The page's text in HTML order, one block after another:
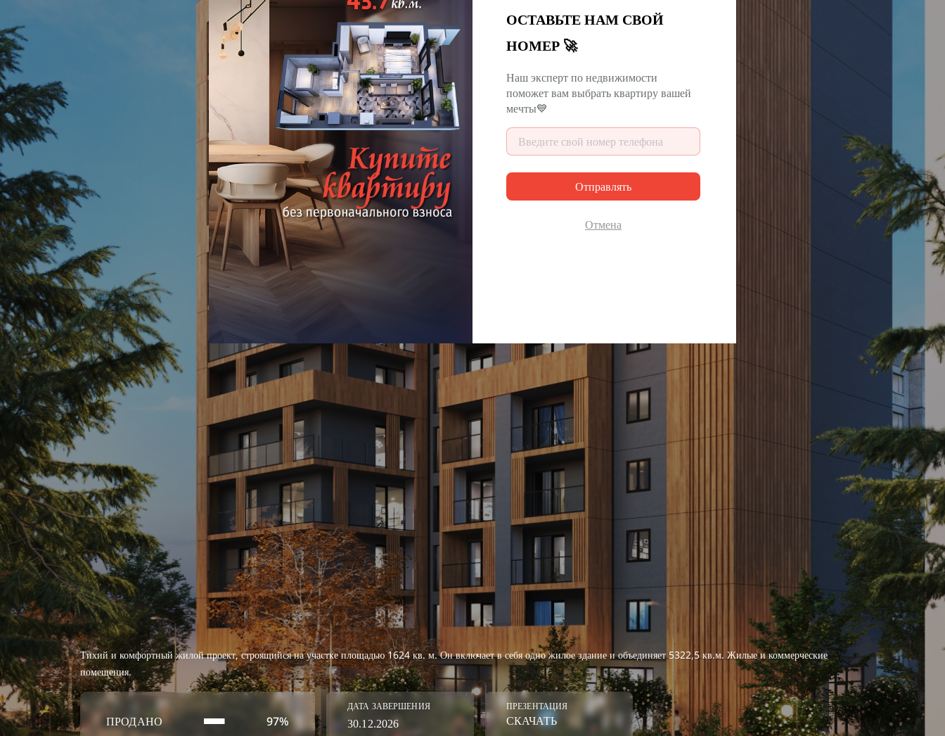
ОСТАВЬТЕ НАМ СВОЙ
НОМЕР 🚀
Наш эксперт по недвижимости
поможет вам выбрать квартиру вашей
мечты💙
Отправлять
Отмена
Тихий и комфортный жилой проект, строящийся на участке площадью 1624 кв. м. Он включает в себя одно жилое здание и объединяет 5322,5 кв.м. Жилые и коммерческие
помещения.
ПРОДАНО 97%
ДАТА ЗАВЕРШЕНИЯ
30.12.2026
ПРЕЗЕНТАЦИЯ
СКАЧАТЬ